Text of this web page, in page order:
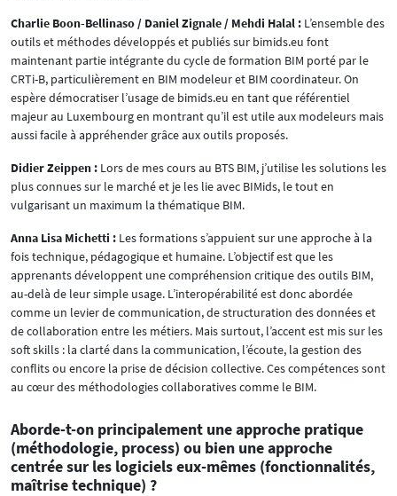
Charlie Boon-Bellinaso / Daniel Zignale / Mehdi Halal : L’ensemble des
outils et méthodes développés et publiés sur bimids.eu font
maintenant partie intégrante du cycle de formation BIM porté par le
CRTi-B, particulièrement en BIM modeleur et BIM coordinateur. On
espère démocratiser l’usage de bimids.eu en tant que référentiel
majeur au Luxembourg en montrant qu’il est utile aux modeleurs mais
aussi facile à appréhender grâce aux outils proposés.
Didier Zeippen : Lors de mes cours au BTS BIM, j’utilise les solutions les
plus connues sur le marché et je les lie avec BIMids, le tout en
vulgarisant un maximum la thématique BIM.
Anna Lisa Michetti : Les formations s’appuient sur une approche à la
fois technique, pédagogique et humaine. L’objectif est que les
apprenants développent une compréhension critique des outils BIM,
au-delà de leur simple usage. L’interopérabilité est donc abordée
comme un levier de communication, de structuration des données et
de collaboration entre les métiers. Mais surtout, l’accent est mis sur les
soft skills : la clarté dans la communication, l’écoute, la gestion des
conflits ou encore la prise de décision collective. Ces compétences sont
au cœur des méthodologies collaboratives comme le BIM.
Aborde-t-on principalement une approche pratique
(méthodologie, process) ou bien une approche
centrée sur les logiciels eux-mêmes (fonctionnalités,
maîtrise technique) ?